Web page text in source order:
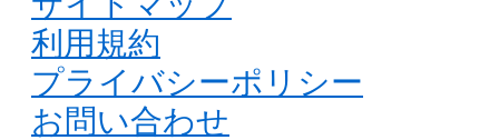
利用規約
プライバシーポリシー
お問い合わせ